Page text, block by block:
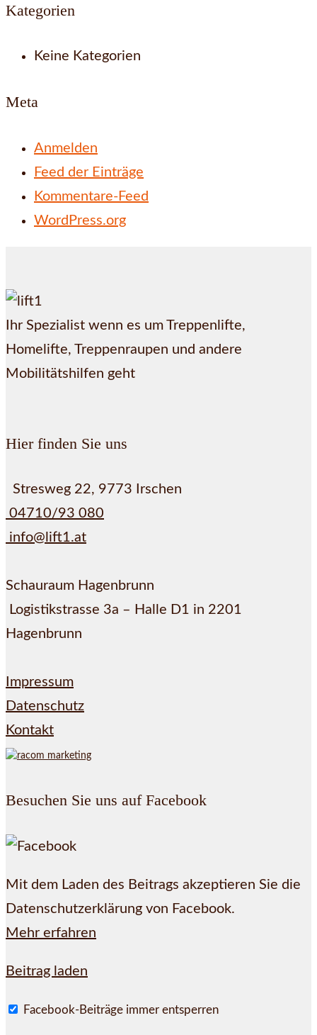
Kategorien
Keine Kategorien
Meta
Anmelden
Feed der Einträge
Kommentare-Feed
WordPress.org
Ihr Spezialist wenn es um Treppenlifte,
Homelifte, Treppenraupen und andere
Mobilitätshilfen geht
Hier finden Sie uns
Stresweg 22, 9773 Irschen
04710/93 080
info@lift1.at
Schauraum Hagenbrunn
Logistikstrasse 3a – Halle D1 in 2201
Hagenbrunn
Impressum
Datenschutz
Kontakt
Besuchen Sie uns auf Facebook
Mit dem Laden des Beitrags akzeptieren Sie die
Datenschutzerklärung von Facebook.
Mehr erfahren
Beitrag laden
Facebook-Beiträge immer entsperren